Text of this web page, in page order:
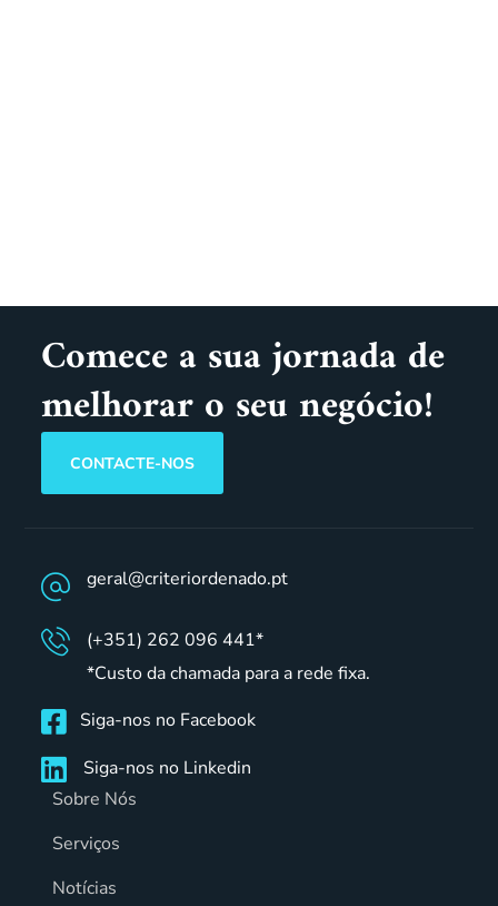
Comece a sua jornada de
melhorar o seu negócio!
CONTACTE-NOS
geral@criteriordenado.pt
(+351) 262 096 441*
*Custo da chamada para a rede fixa.
Siga-nos no Facebook
Siga-nos no Linkedin
Sobre Nós
Serviços
Notícias